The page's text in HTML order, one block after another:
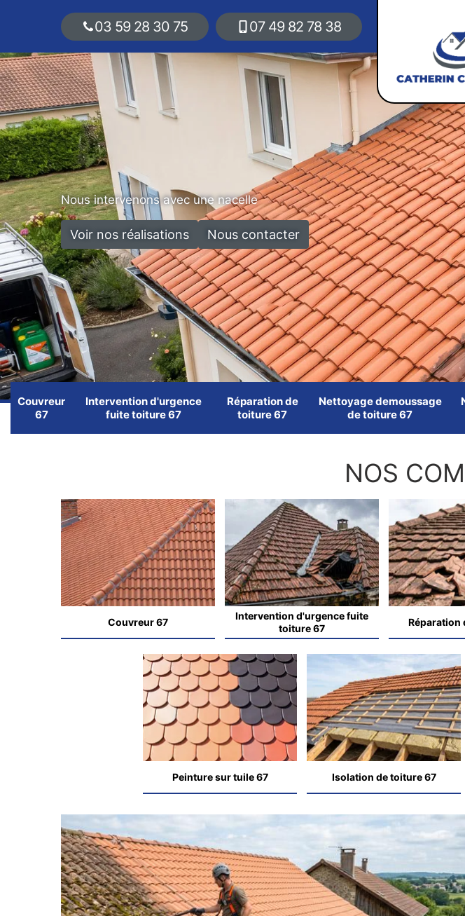
03 59 28 30 75 07 49 82 78 38
Nous intervenons avec une nacelle
Voir nos réalisations Nous contacter
Couvreur
67
Intervention d'urgence
fuite toiture 67
Réparation de
toiture 67
Nettoyage demoussage
de toiture 67
NOS
Couvreur 67
Intervention d'urgence fuite
toiture 67
Réparation
Peinture sur tuile 67 Isolation de toiture 67